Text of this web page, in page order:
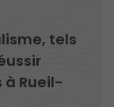
tels
à Rueil-